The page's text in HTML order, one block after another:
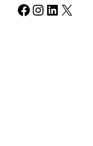
Facebook Instagram LinkedIn X